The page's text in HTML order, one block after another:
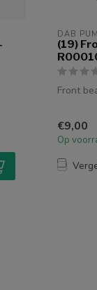
DAB
(19)
Front
€9,00
Op